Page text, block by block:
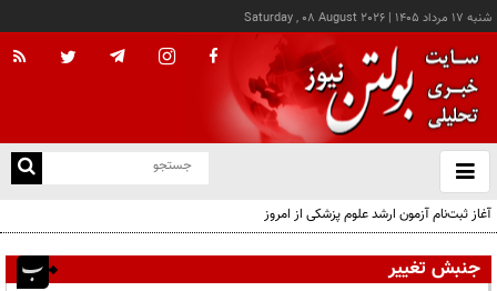
شنبه ۱۷ مرداد ۱۴۰۵ |
Saturday , 08 August 2026
باز
و
آغاز ثبت‌نام آزمون ارشد علوم پزشکی از امروز
جنبش تغییر